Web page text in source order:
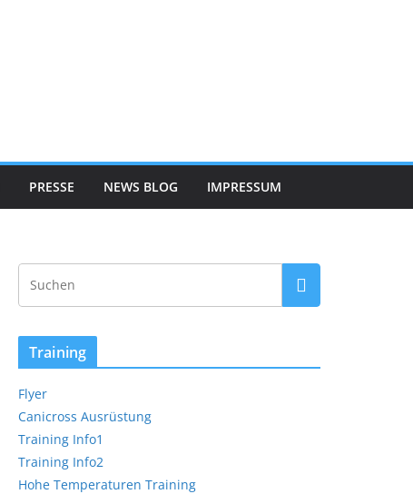
PRESSE NEWS BLOG IMPRESSUM
Training
Flyer
Canicross Ausrüstung
Training Info1
Training Info2
Hohe Temperaturen Training